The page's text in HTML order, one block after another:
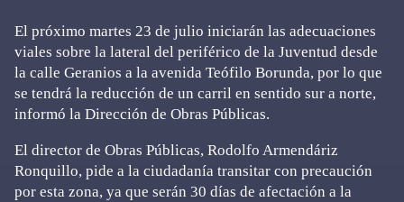
El próximo martes 23 de julio iniciarán las adecuaciones
viales sobre la lateral del periférico de la Juventud desde
la calle Geranios a la avenida Teófilo Borunda, por lo que
se tendrá la reducción de un carril en sentido sur a norte,
informó la Dirección de Obras Públicas.
El director de Obras Públicas, Rodolfo Armendáriz
Ronquillo, pide a la ciudadanía transitar con precaución
por esta zona, ya que serán 30 días de afectación a la